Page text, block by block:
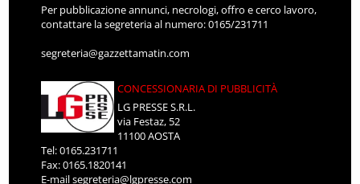
Per pubblicazione annunci, necrologi, offro e cerco lavoro,
contattare la segreteria al numero: 0165/231711
segreteria@gazzettamatin.com
CONCESSIONARIA DI PUBBLICITÀ
LG PRESSE S.R.L.
via Festaz, 52
11100 AOSTA
Tel: 0165.231711
Fax: 0165.1820141
E-mailsegreteria@lgpresse.com